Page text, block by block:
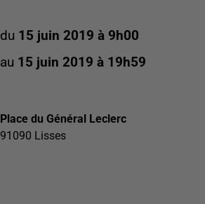
du 15 juin 2019 à 9h00
au 15 juin 2019 à 19h59
Place du Général Leclerc
91090 Lisses